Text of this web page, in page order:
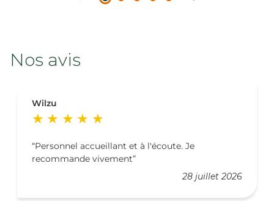
Nos avis
Wilzu
28 juillet 2026
Personnel accueillant et à l'écoute. Je
recommande vivement